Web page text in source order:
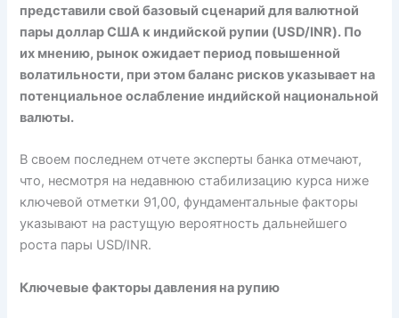
представили свой базовый сценарий для валютной
пары доллар США к индийской рупии (USD/INR). По
их мнению, рынок ожидает период повышенной
волатильности, при этом баланс рисков указывает на
потенциальное ослабление индийской национальной
валюты.
В своем последнем отчете эксперты банка отмечают,
что, несмотря на недавнюю стабилизацию курса ниже
ключевой отметки 91,00, фундаментальные факторы
указывают на растущую вероятность дальнейшего
роста пары USD/INR.
Ключевые факторы давления на рупию